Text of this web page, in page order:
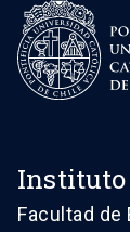
Instituto
Facultad de